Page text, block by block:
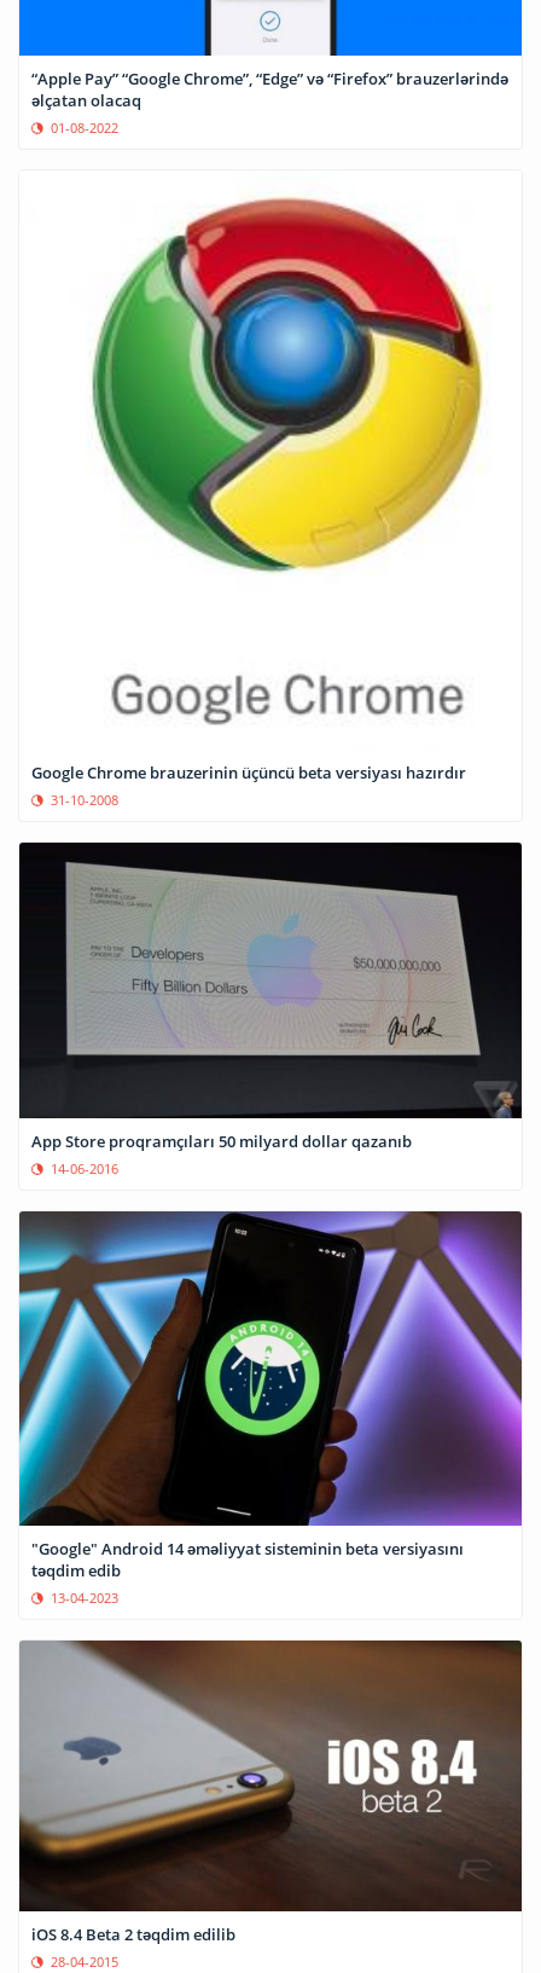
“Apple Pay” “Google Chrome”, “Edge” və “Firefox” brauzerlərində
əlçatan olacaq
01-08-2022
Google Chrome brauzerinin üçüncü beta versiyası hazırdır
31-10-2008
App Store proqramçıları 50 milyard dollar qazanıb
14-06-2016
"Google" Android 14 əməliyyat sisteminin beta versiyasını
təqdim edib
13-04-2023
iOS 8.4 Beta 2 təqdim edilib
28-04-2015